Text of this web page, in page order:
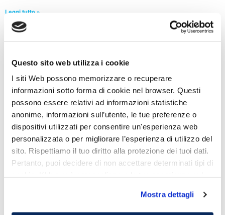
Questo sito web utilizza i cookie
I siti Web possono memorizzare o recuperare
informazioni sotto forma di cookie nel browser. Questi
possono essere relativi ad informazioni statistiche
anonime, informazioni sull’utente, le tue preferenze o
dispositivi utilizzati per consentire un'esperienza web
personalizzata o per migliorare l’esperienza di utilizzo del
sito. Rispettiamo il tuo diritto alla protezione dei tuoi dati.
Pertanto, puoi decidere di non accettare determinati tipi di
Mostra dettagli
Leggi tutto »
« Precedente 10 11 12
I più letti